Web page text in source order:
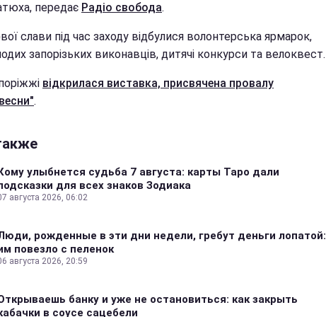
передає Радіо свобода.
слави під час заходу відбулися волонтерська ярмарок,
запорізьких виконавців, дитячі конкурси та велоквест.
відкрилася виставка, присвячена провалу
.
улыбнется судьба 7 августа: карты Таро дали
для всех знаков Зодиака
августа 2026, 06:02
рожденные в эти дни недели, гребут деньги лопатой:
повезло с пеленок
августа 2026, 20:59
банку и уже не остановиться: как закрыть
в соусе сацебели